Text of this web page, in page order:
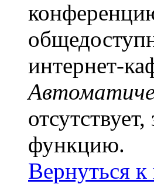
интернет-
функцию.
Вернуться к